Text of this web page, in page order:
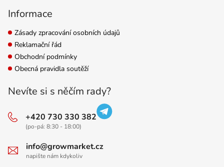
Informace
Zásady zpracování osobních údajů
Reklamační řád
Obchodní podmínky
Obecná pravidla soutěží
Nevíte si s něčím rady?
+420 730 330 382
(po-pá: 8:30 - 18:00)
info@growmarket.cz
napište nám kdykoliv